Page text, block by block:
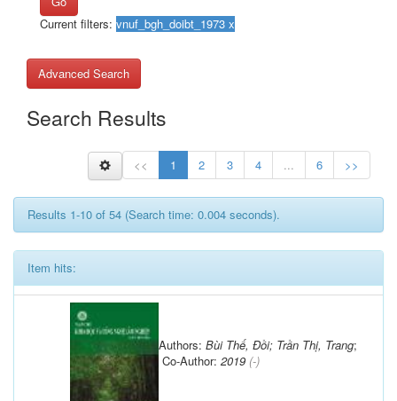
Current filters:
Advanced Search
Search Results
<< 1 2 3 4 ... 6 >>
Results 1-10 of 54 (Search time: 0.004 seconds).
Item hits:
Authors: Bùi Thế, Đồi; Trần Thị, Trang;
Co-Author: 2019 (-)